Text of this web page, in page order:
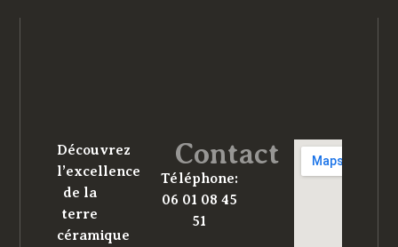
Découvrez
l’excellence
de la
terre
céramique
Contact
Téléphone:
06 01 08 45
51